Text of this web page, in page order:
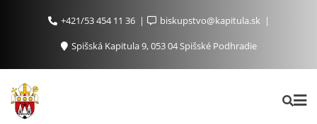
+421/53 454 11 36
biskupstvo@kapitula.sk
Spišská Kapitula 9, 053 04 Spišské Podhradie